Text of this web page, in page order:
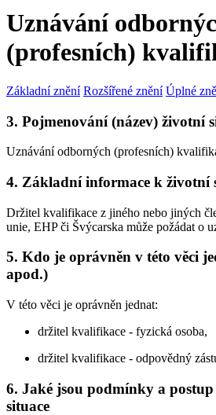
Uznávání
(profesních)
Základní znění Rozšířené znění Úplné
3. Pojmenování (název) životní
Uznávání odborných (profesních)
4. Základní informace k životní
Držitel kvalifikace z jiného nebo jiných
unie, EHP či Švýcarska může požádat o
5. Kdo je oprávněn v této věci
apod.)
V této věci je oprávněn jednat:
držitel kvalifikace - fyzická osoba,
držitel kvalifikace - odpovědný
6. Jaké jsou podmínky a
situace